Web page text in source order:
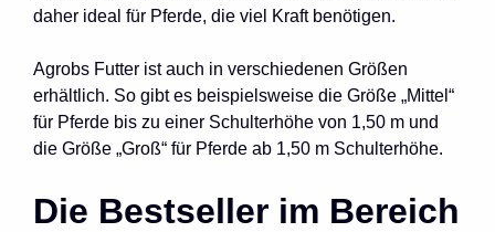
daher ideal für Pferde, die viel Kraft benötigen.
Agrobs Futter ist auch in verschiedenen Größen
erhältlich. So gibt es beispielsweise die Größe „Mittel“
für Pferde bis zu einer Schulterhöhe von 1,50 m und
die Größe „Groß“ für Pferde ab 1,50 m Schulterhöhe.
Die Bestseller im Bereich